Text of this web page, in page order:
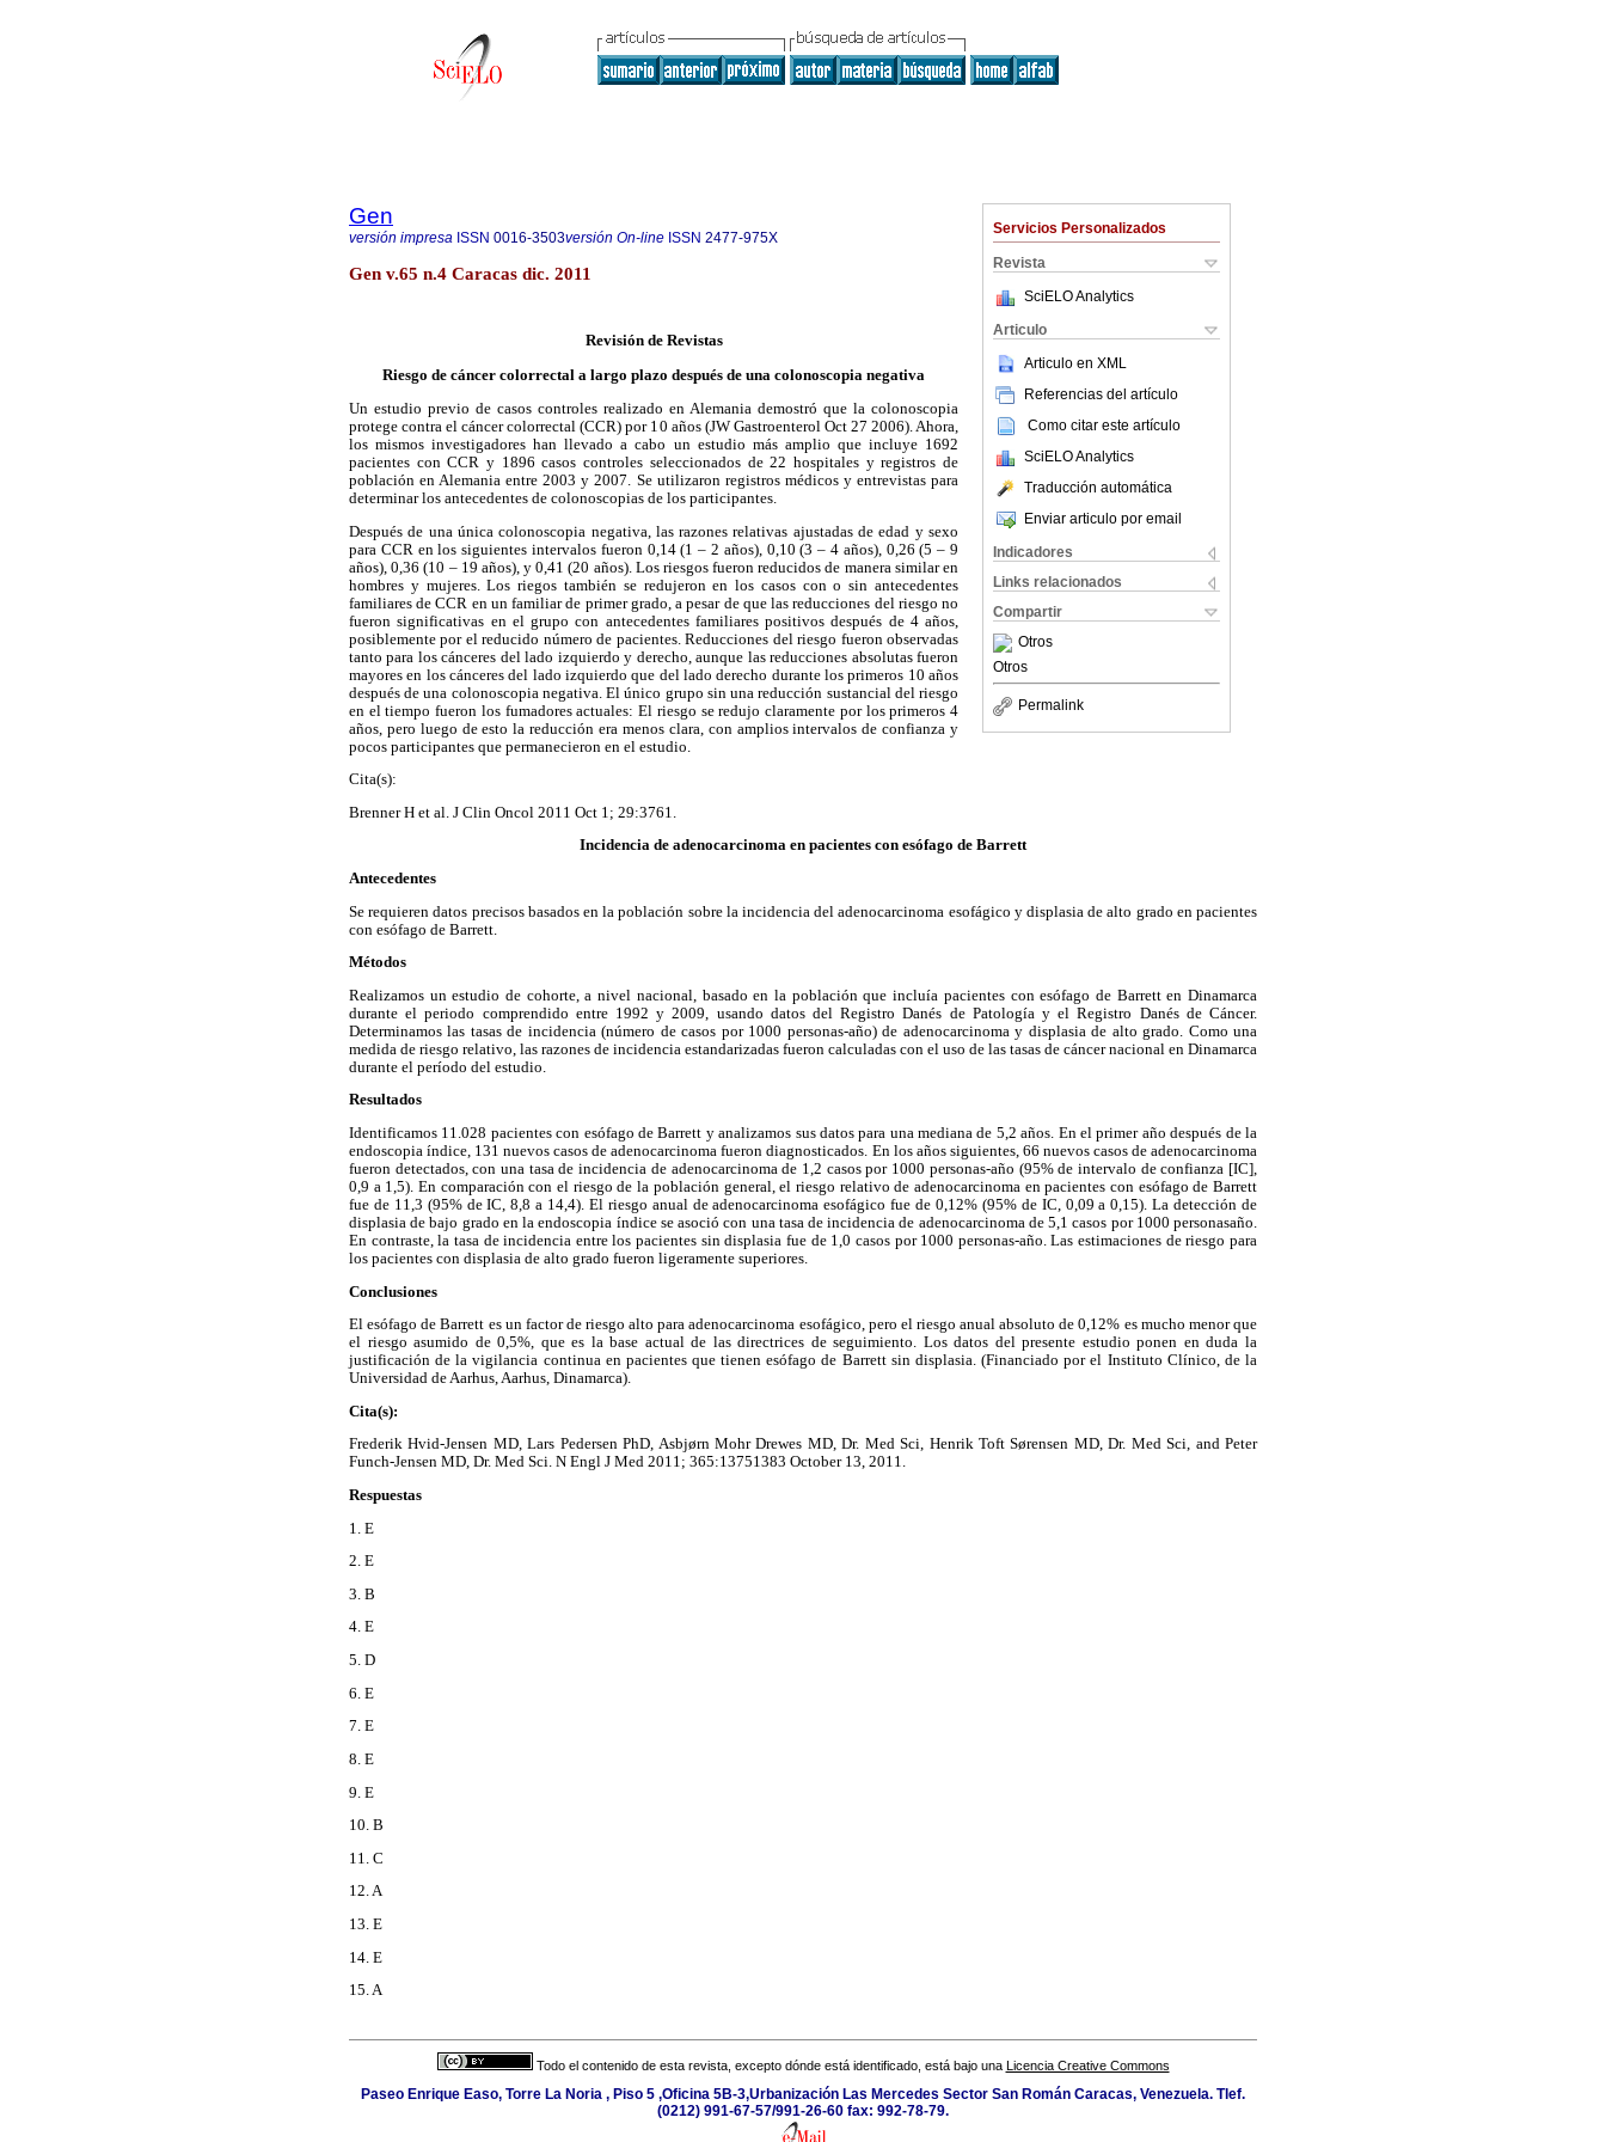
Servicios Personalizados
Revista
SciELO Analytics
Articulo
Articulo en XML
Referencias del artículo
Como citar este artículo
SciELO Analytics
Traducción automática
Enviar articulo por email
Indicadores
Links relacionados
Compartir
Otros
Otros
Permalink
Gen
versión impresa ISSN 0016-3503versión On-line ISSN 2477-975X
Gen v.65 n.4 Caracas dic. 2011
Revisión de Revistas
Riesgo de cáncer colorrectal a largo plazo después de una colonoscopia negativa
Un estudio previo de casos controles realizado en Alemania demostró que la colonoscopia
protege contra el cáncer colorrectal (CCR) por 10 años (JW Gastroenterol Oct 27 2006). Ahora,
los mismos investigadores han llevado a cabo un estudio más amplio que incluye 1692
pacientes con CCR y 1896 casos controles seleccionados de 22 hospitales y registros de
población en Alemania entre 2003 y 2007. Se utilizaron registros médicos y entrevistas para
determinar los antecedentes de colonoscopias de los participantes.
Después de una única colonoscopia negativa, las razones relativas ajustadas de edad y sexo
para CCR en los siguientes intervalos fueron 0,14 (1 – 2 años), 0,10 (3 – 4 años), 0,26 (5 – 9
años), 0,36 (10 – 19 años), y 0,41 (20 años). Los riesgos fueron reducidos de manera similar en
hombres y mujeres. Los riegos también se redujeron en los casos con o sin antecedentes
familiares de CCR en un familiar de primer grado, a pesar de que las reducciones del riesgo no
fueron significativas en el grupo con antecedentes familiares positivos después de 4 años,
posiblemente por el reducido número de pacientes. Reducciones del riesgo fueron observadas
tanto para los cánceres del lado izquierdo y derecho, aunque las reducciones absolutas fueron
mayores en los cánceres del lado izquierdo que del lado derecho durante los primeros 10 años
después de una colonoscopia negativa. El único grupo sin una reducción sustancial del riesgo
en el tiempo fueron los fumadores actuales: El riesgo se redujo claramente por los primeros 4
años, pero luego de esto la reducción era menos clara, con amplios intervalos de confianza y
pocos participantes que permanecieron en el estudio.
Cita(s):
Brenner H et al. J Clin Oncol 2011 Oct 1; 29:3761.
Incidencia de adenocarcinoma en pacientes con esófago de Barrett
Antecedentes
Se requieren datos precisos basados en la población sobre la incidencia del adenocarcinoma esofágico y displasia de alto grado en pacientes
con esófago de Barrett.
Métodos
Realizamos un estudio de cohorte, a nivel nacional, basado en la población que incluía pacientes con esófago de Barrett en Dinamarca
durante el periodo comprendido entre 1992 y 2009, usando datos del Registro Danés de Patología y el Registro Danés de Cáncer.
Determinamos las tasas de incidencia (número de casos por 1000 personas-año) de adenocarcinoma y displasia de alto grado. Como una
medida de riesgo relativo, las razones de incidencia estandarizadas fueron calculadas con el uso de las tasas de cáncer nacional en Dinamarca
durante el período del estudio.
Resultados
Identificamos 11.028 pacientes con esófago de Barrett y analizamos sus datos para una mediana de 5,2 años. En el primer año después de la
endoscopia índice, 131 nuevos casos de adenocarcinoma fueron diagnosticados. En los años siguientes, 66 nuevos casos de adenocarcinoma
fueron detectados, con una tasa de incidencia de adenocarcinoma de 1,2 casos por 1000 personas-año (95% de intervalo de confianza [IC],
0,9 a 1,5). En comparación con el riesgo de la población general, el riesgo relativo de adenocarcinoma en pacientes con esófago de Barrett
fue de 11,3 (95% de IC, 8,8 a 14,4). El riesgo anual de adenocarcinoma esofágico fue de 0,12% (95% de IC, 0,09 a 0,15). La detección de
displasia de bajo grado en la endoscopia índice se asoció con una tasa de incidencia de adenocarcinoma de 5,1 casos por 1000 personasaño.
En contraste, la tasa de incidencia entre los pacientes sin displasia fue de 1,0 casos por 1000 personas-año. Las estimaciones de riesgo para
los pacientes con displasia de alto grado fueron ligeramente superiores.
Conclusiones
El esófago de Barrett es un factor de riesgo alto para adenocarcinoma esofágico, pero el riesgo anual absoluto de 0,12% es mucho menor que
el riesgo asumido de 0,5%, que es la base actual de las directrices de seguimiento. Los datos del presente estudio ponen en duda la
justificación de la vigilancia continua en pacientes que tienen esófago de Barrett sin displasia. (Financiado por el Instituto Clínico, de la
Universidad de Aarhus, Aarhus, Dinamarca).
Cita(s):
Frederik Hvid-Jensen MD, Lars Pedersen PhD, Asbjørn Mohr Drewes MD, Dr. Med Sci, Henrik Toft Sørensen MD, Dr. Med Sci, and Peter
Funch-Jensen MD, Dr. Med Sci. N Engl J Med 2011; 365:13751383 October 13, 2011.
Respuestas
1. E
2. E
3. B
4. E
5. D
6. E
7. E
8. E
9. E
10. B
11. C
12. A
13. E
14. E
15. A
Todo el contenido de esta revista, excepto dónde está identificado, está bajo una Licencia Creative Commons
Paseo Enrique Easo, Torre La Noria , Piso 5 ,Oficina 5B-3,Urbanización Las Mercedes Sector San Román Caracas, Venezuela. Tlef.
(0212) 991-67-57/991-26-60 fax: 992-78-79.